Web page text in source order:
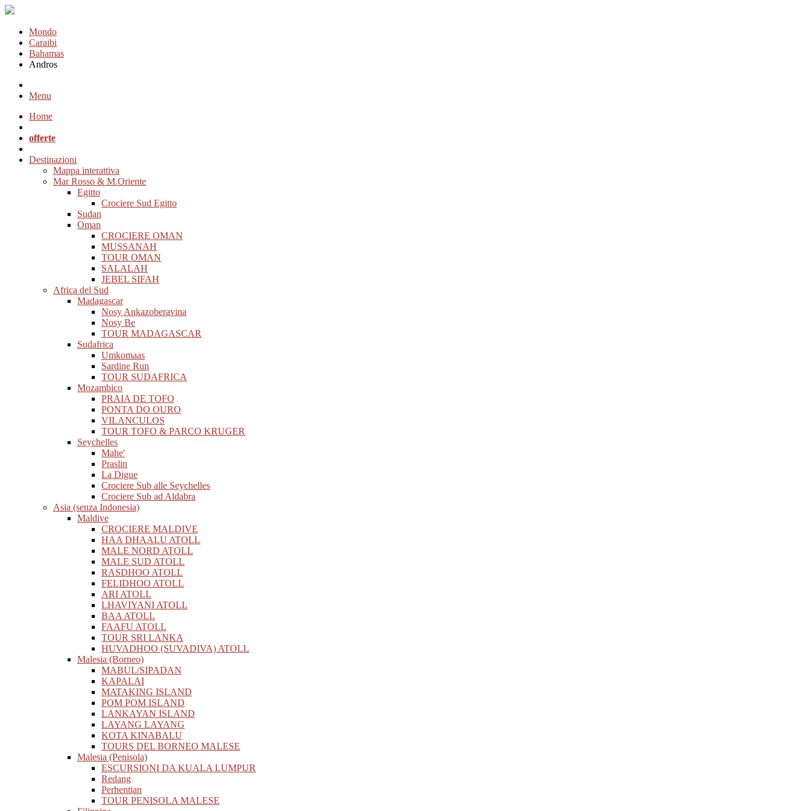
Mondo
Caraibi
Bahamas
Andros
Menu
Home
offerte
Destinazioni
Mappa interattiva
Mar Rosso & M.Oriente
Egitto
Crociere Sud Egitto
Sudan
Oman
CROCIERE OMAN
MUSSANAH
TOUR OMAN
SALALAH
JEBEL SIFAH
Africa del Sud
Madagascar
Nosy Ankazoberavina
Nosy Be
TOUR MADAGASCAR
Sudafrica
Umkomaas
Sardine Run
TOUR SUDAFRICA
Mozambico
PRAIA DE TOFO
PONTA DO OURO
VILANCULOS
TOUR TOFO & PARCO KRUGER
Seychelles
Mahe'
Praslin
La Digue
Crociere Sub alle Seychelles
Crociere Sub ad Aldabra
Asia (senza Indonesia)
Maldive
CROCIERE MALDIVE
HAA DHAALU ATOLL
MALE NORD ATOLL
MALE SUD ATOLL
RASDHOO ATOLL
FELIDHOO ATOLL
ARI ATOLL
LHAVIYANI ATOLL
BAA ATOLL
FAAFU ATOLL
TOUR SRI LANKA
HUVADHOO (SUVADIVA) ATOLL
Malesia (Borneo)
MABUL/SIPADAN
KAPALAI
MATAKING ISLAND
POM POM ISLAND
LANKAYAN ISLAND
LAYANG LAYANG
KOTA KINABALU
TOURS DEL BORNEO MALESE
Malesia (Penisola)
ESCURSIONI DA KUALA LUMPUR
Redang
Perhentian
TOUR PENISOLA MALESE